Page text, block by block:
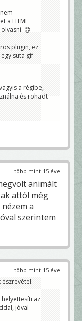
a HTML
😊
plugin, ez
suta gif
a régibe,
és rohadt
több mint 15 éve
animált
attól még
a
szerintem
több mint 15 éve
az
jóval